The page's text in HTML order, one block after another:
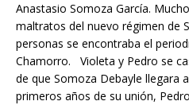
Anastasio Somoza García.
maltratos del nuevo régimen de
personas se encontraba el
Chamorro. Violeta y Pedro se
de que Somoza Debayle llegara
primeros años de su unión,